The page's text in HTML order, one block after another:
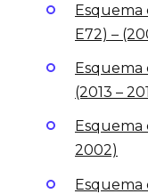
Esquema
E72) –
Esquema
(2013 –
Esquema
2002)
Esquema